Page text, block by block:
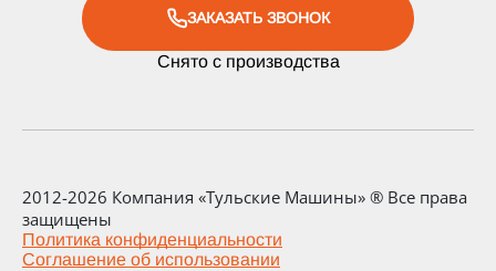
ЗАКАЗАТЬ ЗВОНОК
Снято с производства
2012-2026 Компания «Тульские Машины» ® Все права
защищены
Политика конфиденциальности
Соглашение об использовании